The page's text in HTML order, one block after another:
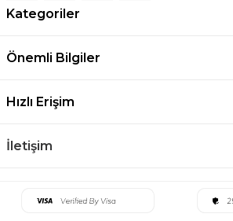
Kategoriler
Önemli Bilgiler
Hızlı Erişim
İletişim